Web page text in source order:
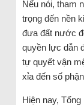
Nếu nói, tham
trọng đến nền
đưa đất nước
quyền lực dẫn
tự quyết vận
xỉa đến số
Hiện nay,